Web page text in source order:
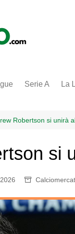
Serie A La
Robertson si unirà
si